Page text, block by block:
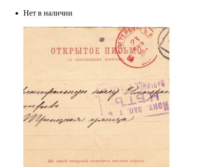
Нет в наличии